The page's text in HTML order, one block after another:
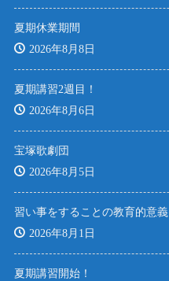
夏期休業期間
2026年8月8日
夏期講習2週目！
2026年8月6日
宝塚歌劇団
2026年8月5日
習い事をすることの教育的意義
2026年8月1日
夏期講習開始！